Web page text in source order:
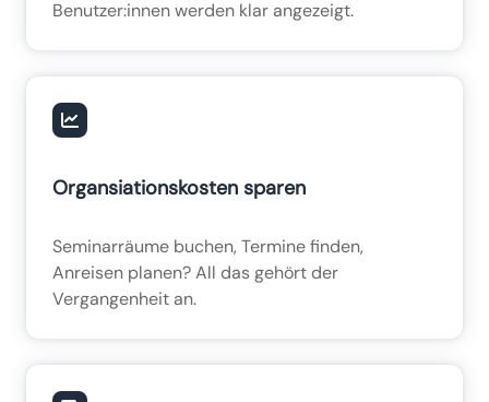
Benutzer:innen werden klar angezeigt.
Organsiationskosten sparen
Seminarräume buchen, Termine finden,
Anreisen planen? All das gehört der
Vergangenheit an.